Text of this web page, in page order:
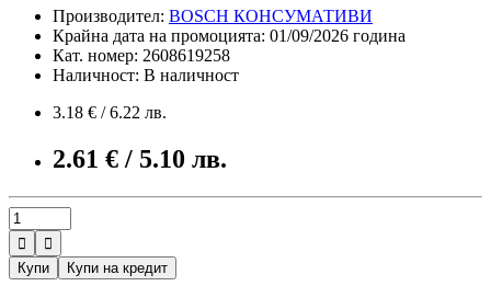
Производител: BOSCH КОНСУМАТИВИ
Крайна дата на промоцията: 01/09/2026 година
Кат. номер: 2608619258
Наличност: В наличност
3.18 € / 6.22 лв.
2.61 € / 5.10 лв.


Купи
Купи на кредит